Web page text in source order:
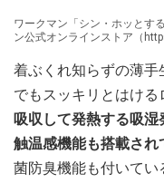
ワークマン「シン・ホッとす
ン公式オンラインストア（
着ぶくれ知らずの薄
でもスッキリとはける
吸収して発熱する吸
触温感機能も搭載され
菌防臭機能も付いて